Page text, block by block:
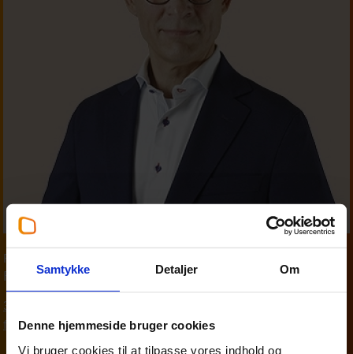
Samtykke Detaljer Om
Denne hjemmeside bruger cookies
Vi bruger cookies til at tilpasse vores indhold og
Partner
Finn Madsen
33 18 13 29
fim@beierholm.dk